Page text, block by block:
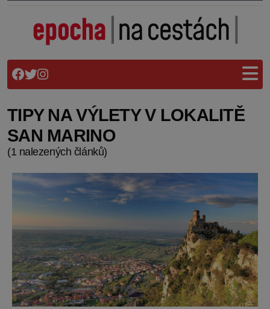
TIPY NA VÝLETY V LOKALITĚ
SAN MARINO
(1 nalezených článků)